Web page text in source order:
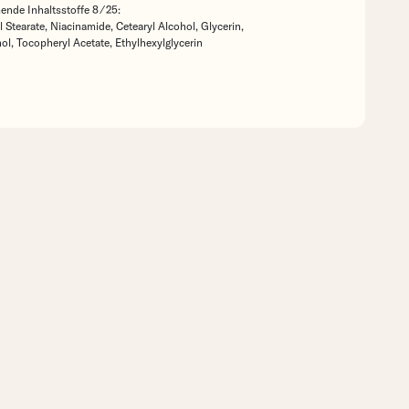
Inhaltsstoffe 8 ⁄ 25:
Stearate, Niacinamide, Cetearyl Alcohol, Glycerin,
Tocopheryl Acetate, Ethylhexylglycerin